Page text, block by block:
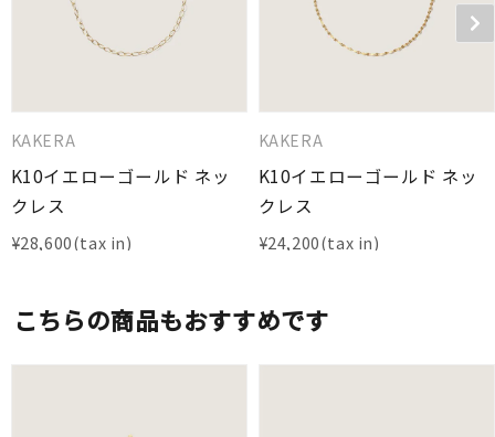
KAKERA
K10イエローゴールド ネッ
クレス
¥28,600
KAKERA
K10イエローゴールド ネッ
クレス
¥24,200
こちらの商品もおすすめです